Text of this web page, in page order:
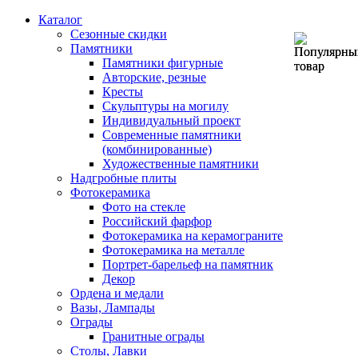
Каталог
Сезонные скидки
Памятники
Памятники фигурные
Авторские, резные
Кресты
Скульптуры на могилу
Индивидуальный проект
Современные памятники
(комбинированные)
Художественные памятники
Надгробные плиты
Фотокерамика
Фото на стекле
Российский фарфор
Фотокерамика на керамограните
Фотокерамика на металле
Портрет-барельеф на памятник
Декор
Ордена и медали
Вазы, Лампады
Ограды
Гранитные ограды
Столы, Лавки